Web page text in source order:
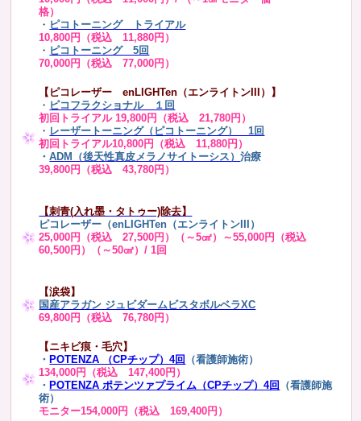
格）
・ ピコトーニング トライアル
10,800円（税込 11,880円）
・ ピコトーニング 5回
70,000円（税込 77,000円）
【ピコレーザー enLIGHTen（エンライトンIII）】
・ ピコフラクショナル １回
初回トライアル 19,800円（税込 21,780円）
・ レーザートーニング（ピコトーニング） 1回
初回トライアル10,800円（税込 11,880円）
・ADM（後天性真皮メラノサイトーシス）治療
39,800円（税込 43,780円）
【刺青(入れ墨・タトゥー)除去】
ピコレーザー（enLIGHTen（エンライトンIII）
25,000円（税込 27,500円）（～5㎠）～55,000円（税込
60,500円）（～50㎠）/ 1回
【涙袋】
国産アラガン ジュビダームビスタボルベラXC
69,800円（税込 76,780円）
【ニキビ痕・毛穴】
・ POTENZA （CPチップ）4回
（看護師施術）
134,000円（税込 147,400円）
・ POTENZA ポテンツァプライム（CPチップ）4回
（看護師施
術）
モニター154,000円（税込 169,400円）